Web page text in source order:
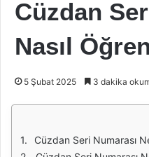
Cüzdan
Nasıl
5 Şubat 2025 3 dakika
Cüzdan Seri Numarası